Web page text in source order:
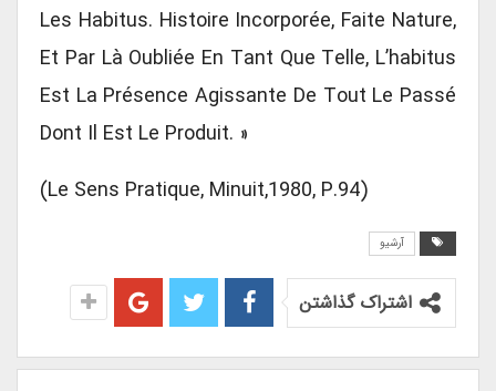
Les Habitus. Histoire Incorporée, Faite Nature,
Et Par Là Oubliée En Tant Que Telle, L’habitus
Est La Présence Agissante De Tout Le Passé
Dont Il Est Le Produit. »
(Le Sens Pratique, Minuit,1980, P.94)
آرشیو
اشتراک گذاشتن